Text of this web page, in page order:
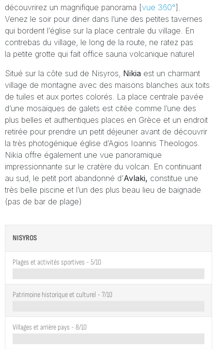
découvrirez un magnifique panorama [vue 360°].
Venez le soir pour diner dans l’une des petites tavernes
qui bordent l’église sur la place centrale du village. En
contrebas du village, le long de la route, ne ratez pas
la petite grotte qui fait office sauna volcanique naturel
Situé sur la côte sud de Nisyros, Nikia est un charmant
village de montagne avec des maisons blanches aux toits
de tuiles et aux portes colorés. La place centrale pavée
d’une mosaïques de galets est citée comme l’une des
plus belles et authentiques places en Grèce et un endroit
retirée pour prendre un petit déjeuner avant de découvrir
la très photogénique église d’Agios Ioannis Theologos.
Nikia offre également une vue panoramique
impressionnante sur le cratère du volcan. En continuant
au sud, le petit port abandonné d’Avlaki, constitue une
très belle piscine et l’un des plus beau lieu de baignade
(pas de bar de plage)
NISYROS
Plages et activités sportives - 5/10
Patrimoine historique et culturel - 7/10
Villages et arrière pays - 8/10